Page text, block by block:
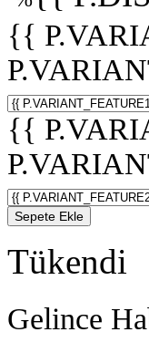
{{
{{
Sepete Ekle
Tükendi
Gelince